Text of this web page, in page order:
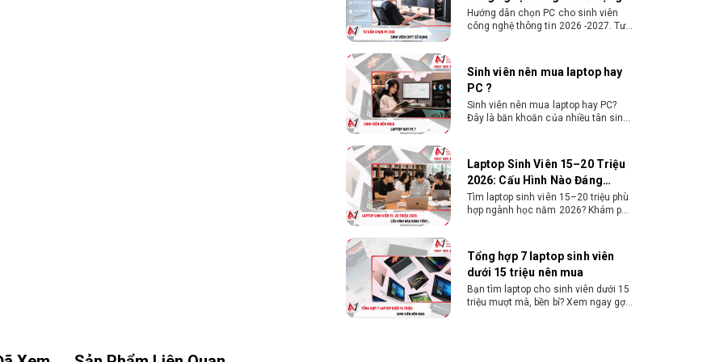
thông đến gaming.
Trọng Lượng 0.76Kg (Net Weight)
DirectX /
OpenGL
4.6
Số Màn Hình
Hỗ Trợ
4
Độ Phân Giải
Tối Đa
7680 x 4320
Sinh viên nên mua laptop hay PC?
Đây là băn khoăn của nhiều tân sinh
Laptop Sinh Viên 15–20 Triệu
2026: Cấu Hình Nào Đáng
Tiền?
Tìm laptop sinh viên 15–20 triệu phù
hợp ngành học năm 2026? Khám phá
Tổng hợp 7 laptop sinh viên
dưới 15 triệu nên mua
Bạn tìm laptop cho sinh viên dưới 15
triệu mượt mà, bền bỉ? Xem ngay gợi
năm đại học.
Dịch vụ build PC đồ họa tại
Đồng Nai theo yêu cầu, giá tốt,
uy tín
Dịch vụ build PC đồ họa tại Đồng Nai
theo yêu cầu uy tín, tối ưu cấu hình